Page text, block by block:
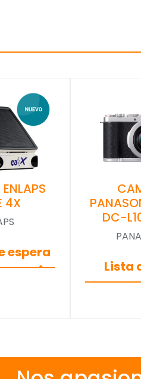
4X
espera
DC-
Lista